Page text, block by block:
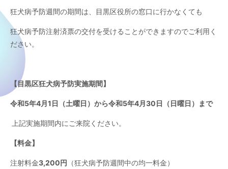
狂犬病予防週間の期間は、目黒区役所の窓口に行かなくても
狂犬病予防注射済票の交付を受けることができますのでご利用く
ださい。
【目黒区狂犬病予防実施期間】
令和5年4月1日（土曜日）から令和5年4月30日（日曜日）まで
上記実施期間内にご来院ください。
【料金】
注射料金3,200円 （狂犬病予防週間中の均一料金）